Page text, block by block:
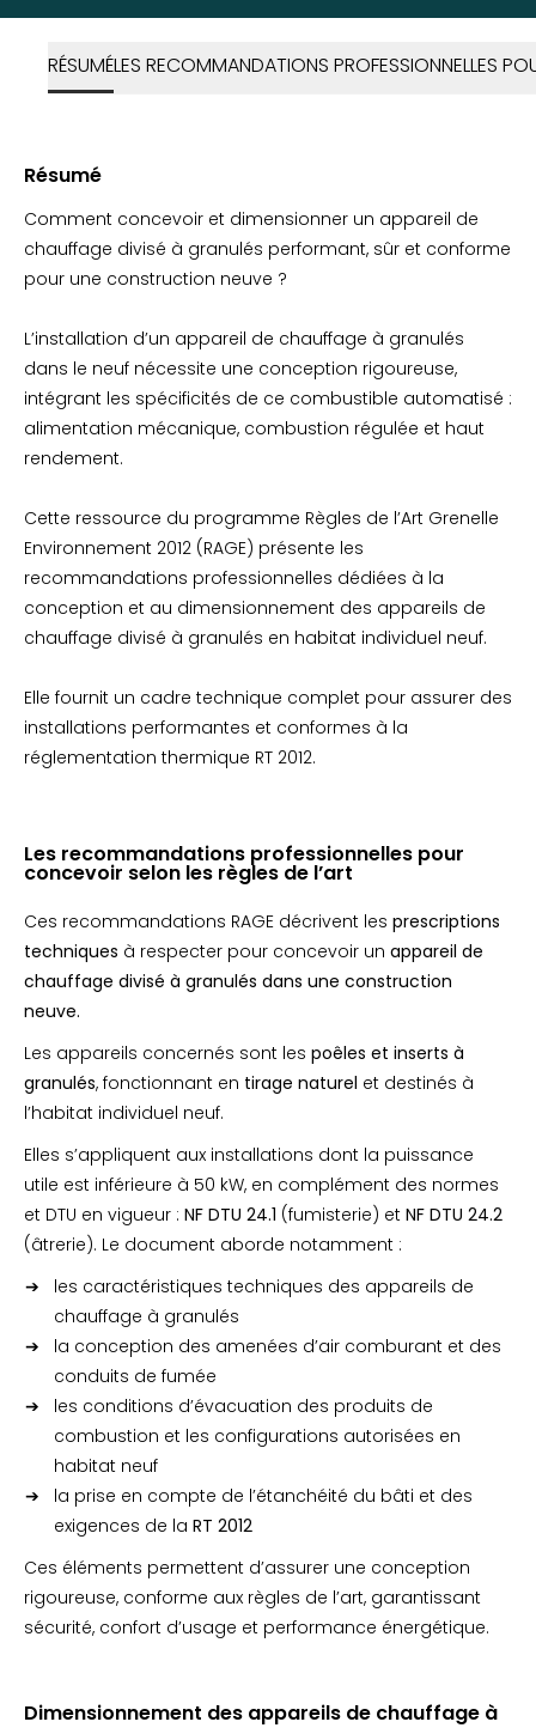
RÉSUMÉLES RECOMMANDATIONS PROFESSIONNELLES
Résumé
Comment concevoir et dimensionner un appareil de
chauffage divisé à granulés performant, sûr et conforme
pour une construction neuve ?
L’installation d’un appareil de chauffage à granulés
dans le neuf nécessite une conception rigoureuse,
intégrant les spécificités de ce combustible automatisé :
alimentation mécanique, combustion régulée et haut
rendement.
Cette ressource du programme Règles de l’Art Grenelle
Environnement 2012 (RAGE) présente les
recommandations professionnelles dédiées à la
conception et au dimensionnement des appareils de
chauffage divisé à granulés en habitat individuel neuf.
Elle fournit un cadre technique complet pour assurer des
installations performantes et conformes à la
réglementation thermique RT 2012.
Les recommandations professionnelles pour
concevoir selon les règles de l’art
Ces recommandations RAGE décrivent les prescriptions
techniques à respecter pour concevoir un appareil de
chauffage divisé à granulés dans une construction
neuve.
Les appareils concernés sont les poêles et inserts à
granulés, fonctionnant en tirage naturel et destinés à
l’habitat individuel neuf.
Elles s’appliquent aux installations dont la puissance
utile est inférieure à 50 kW, en complément des normes
et DTU en vigueur : NF DTU 24.1 (fumisterie) et NF DTU 24.2
(âtrerie). Le document aborde notamment :
les caractéristiques techniques des appareils de
chauffage à granulés
la conception des amenées d’air comburant et des
conduits de fumée
les conditions d’évacuation des produits de
combustion et les configurations autorisées en
habitat neuf
la prise en compte de l’étanchéité du bâti et des
exigences de la RT 2012
Ces éléments permettent d’assurer une conception
rigoureuse, conforme aux règles de l’art, garantissant
sécurité, confort d’usage et performance énergétique.
Dimensionnement des appareils de chauffage à